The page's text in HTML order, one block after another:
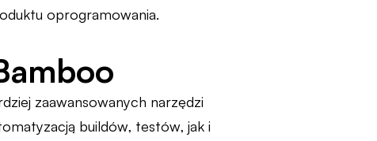
oprogramowania.
zaawansowanych narzędzi
buildów, testów, jak i